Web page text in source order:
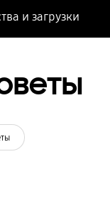
и загрузки